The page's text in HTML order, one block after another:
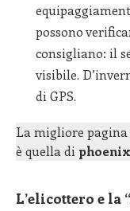
possono
consigliano: il
visibile.
di GPS.
La migliore
è quella di
L’elicottero e la